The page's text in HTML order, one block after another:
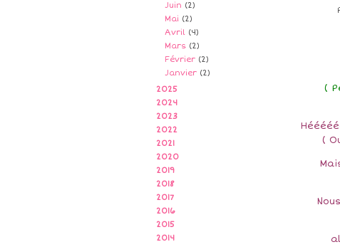
Juin (2)
Mai (2)
Avril (4)
Mars (2)
Février (2)
Janvier (2)
2025
2024
2023
2022
2021
2020
2019
2018
2017
2016
2015
2014
(
(